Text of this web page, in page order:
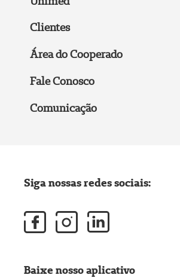
Clientes
Área do Cooperado
Fale Conosco
Comunicação
Siga nossas redes sociais:
Baixe nosso aplicativo